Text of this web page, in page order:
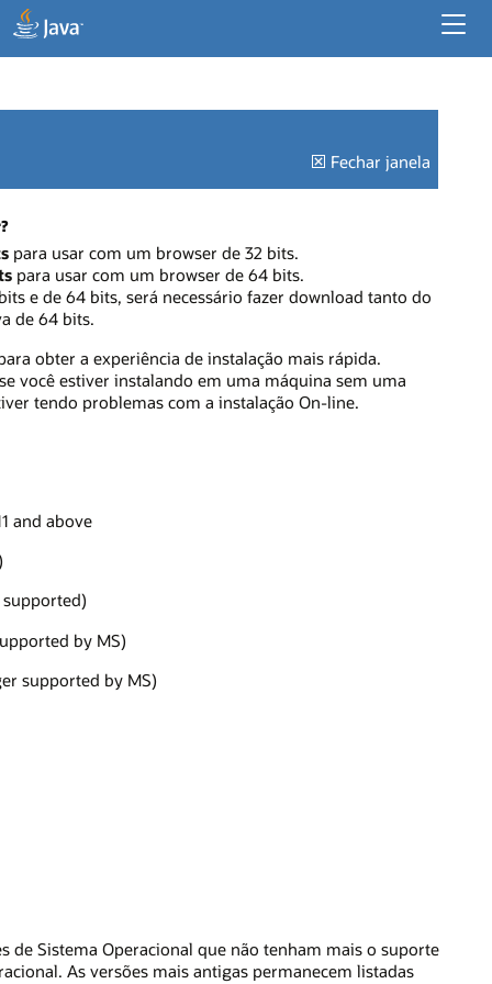
Recursos Corporativos
Fechar janela
para usar com um browser de 32 bits.
para usar com um browser de 64 bits.
e de 64 bits, será necessário fazer download tanto do
de 64 bits.
obter a experiência de instalação mais rápida.
você estiver instalando em uma máquina sem uma
tendo problemas com a instalação On-line.
and above
by MS)
supported by MS)
de Sistema Operacional que não tenham mais o suporte
As versões mais antigas permanecem listadas